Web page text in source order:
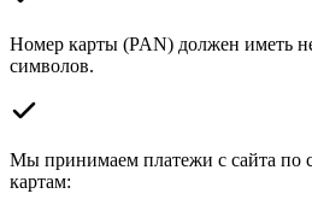
Номер карты (PAN) должен иметь
символов.
Мы принимаем платежи с сайта по
картам: